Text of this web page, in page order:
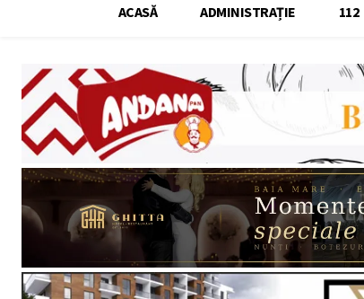
ACASĂ ADMINISTRAȚIE 112